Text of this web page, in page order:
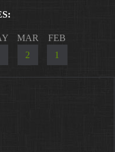
MAR
2
FEB
1